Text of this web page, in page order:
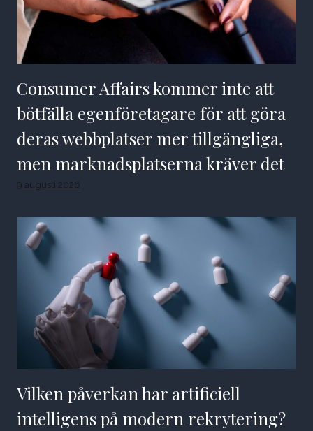
Consumer Affairs kommer inte att
bötfälla egenföretagare för att göra
deras webbplatser mer tillgängliga,
men marknadsplatserna kräver det
9 augusti 2026
Vilken påverkan har artificiell
intelligens på modern rekrytering?